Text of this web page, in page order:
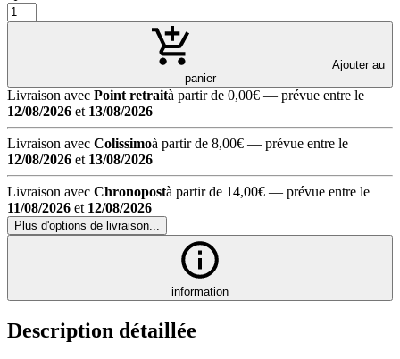
Ajouter au
panier
Livraison avec Point retraità partir de 0,00€ — prévue entre le
12/08/2026 et 13/08/2026
Livraison avec Colissimoà partir de 8,00€ — prévue entre le
12/08/2026 et 13/08/2026
Livraison avec Chronopostà partir de 14,00€ — prévue entre le
11/08/2026 et 12/08/2026
Plus d'options de livraison...
information
Description détaillée